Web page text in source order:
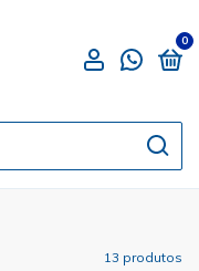
0
13 produtos